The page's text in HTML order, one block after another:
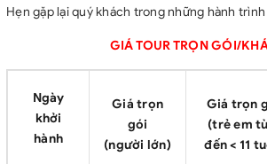
Hẹn gặp lại quý khách trong những hành
GIÁ TOUR TRỌN GÓI/
Ngày
khởi
hành
Giá trọn
gói
(người lớn)
Giá trọn
(trẻ em
đến < 11